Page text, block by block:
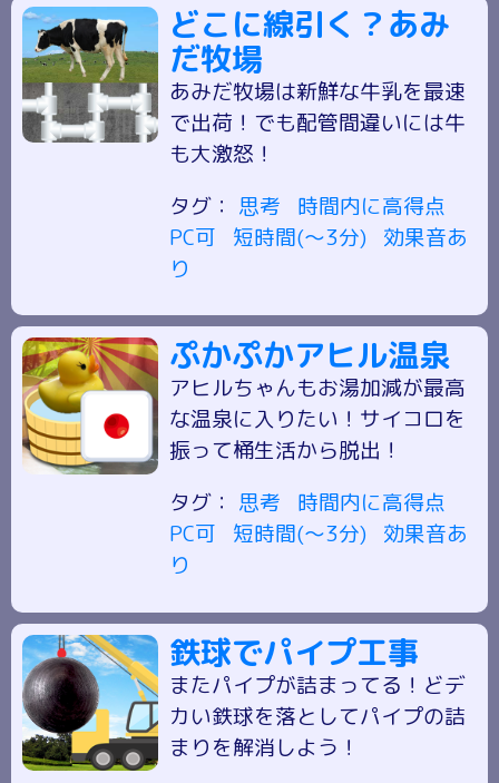
どこに線引く？あみ
だ牧場
あみだ牧場は新鮮な牛乳を最速
で出荷！でも配管間違いには牛
も大激怒！
タグ： 思考
時間内に高得点
PC可
短時間(～3分)
効果音あ
り
ぷかぷかアヒル温泉
アヒルちゃんもお湯加減が最高
な温泉に入りたい！サイコロを
振って桶生活から脱出！
タグ： 思考
時間内に高得点
PC可
短時間(～3分)
効果音あ
り
鉄球でパイプ工事
またパイプが詰まってる！どデ
カい鉄球を落としてパイプの詰
まりを解消しよう！